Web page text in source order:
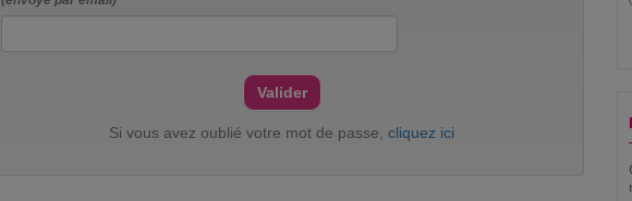
Si vous avez oublié votre mot de passe, cliquez ici